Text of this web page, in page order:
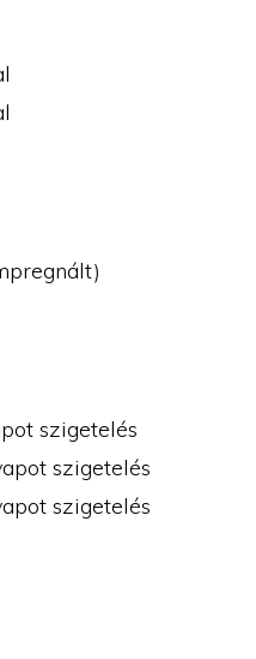
szigetelés
szigetelés
szigetelés